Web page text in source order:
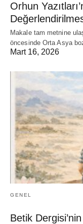
Orhun
Makale tam metnine
öncesinde Orta Asya
Mart 16, 2026
GENEL
Betik